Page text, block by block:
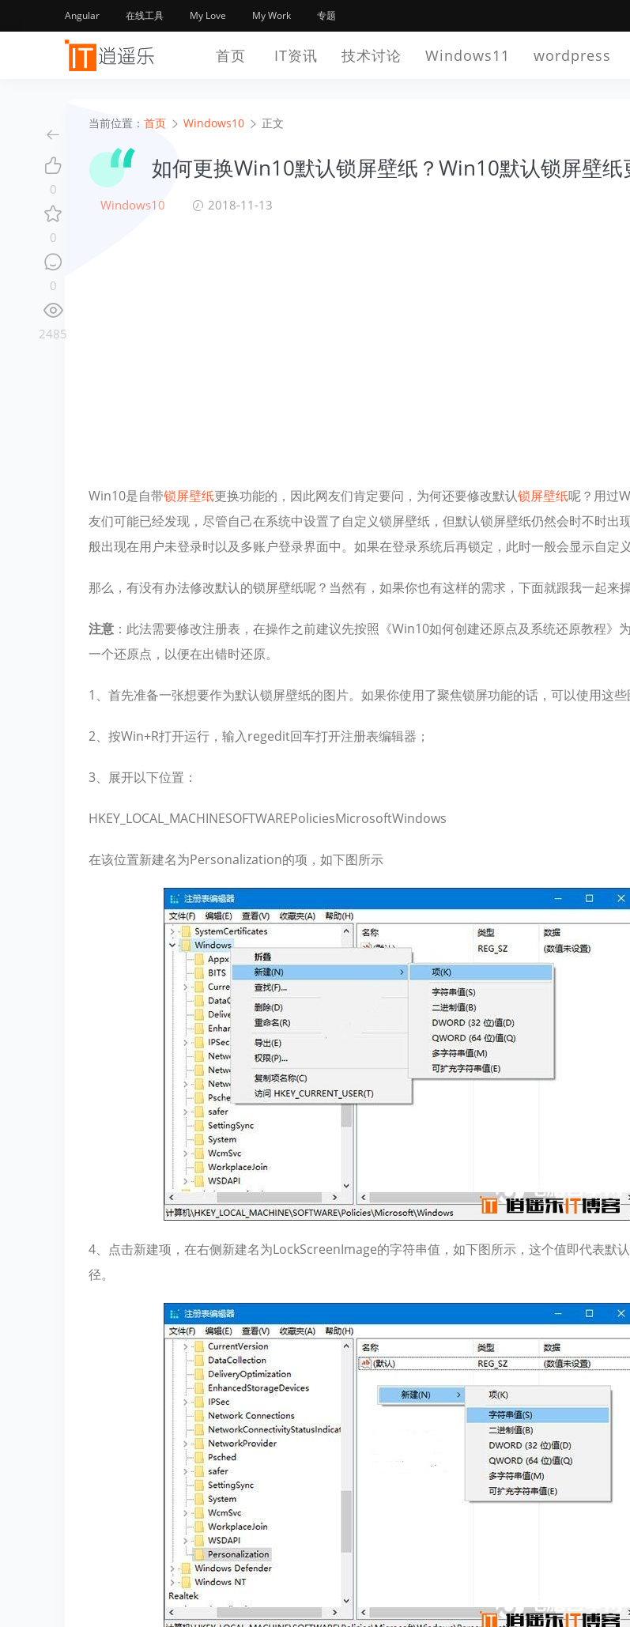
Angular 在线工具 My Love My Work 专题
首页 IT资讯 技术讨论 Windows11 wordpress
当前位置： 首页 Windows10 正文
如何更换Win10默认锁屏壁纸？Win10默认锁屏壁纸
Windows10 2018-11-13
Win10是自带锁屏壁纸更换功能的，因此网友们肯定要问，为何还要修改默认锁屏壁纸呢？用过
友们可能已经发现，尽管自己在系统中设置了自定义锁屏壁纸，但默认锁屏壁纸仍然会时不时出
般出现在用户未登录时以及多账户登录界面中。如果在登录系统后再锁定，此时一般会显示自定义
那么，有没有办法修改默认的锁屏壁纸呢？当然有，如果你也有这样的需求，下面就跟我一起来
注意 ：此法需要修改注册表，在操作之前建议先按照《Win10如何创建还原点及系统还原教程》
一个还原点，以便在出错时还原。
1、首先准备一张想要作为默认锁屏壁纸的图片。如果你使用了聚焦锁屏功能的话，可以使用这些
2、按Win+R打开运行，输入regedit回车打开注册表编辑器；
3、展开以下位置：
HKEY_LOCAL_MACHINESOFTWAREPoliciesMicrosoftWindows
在该位置新建名为Personalization的项，如下图所示
4、点击新建项，在右侧新建名为LockScreenImage的字符串值，如下图所示，这个值即代表默
径。
0
0
0
2485